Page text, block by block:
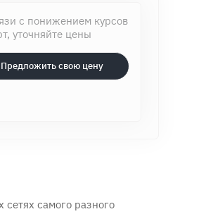
с понижением курсов
уточняйте цены
Предложить свою цену
самого разного